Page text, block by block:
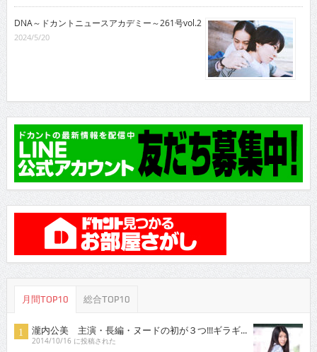
DNA～ドカントニュースアカデミー～261号vol.2
2024/5/20
月間TOP10 総合TOP10
瀧内公美 主演・長編・ヌードの初が３つ!!!ギラギ...
2014/10/16 に投稿された